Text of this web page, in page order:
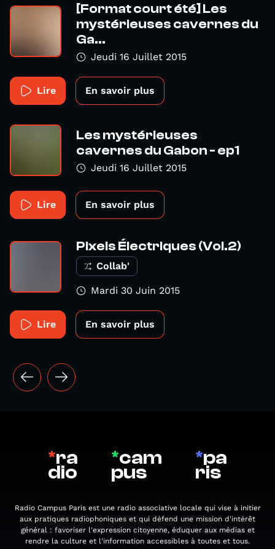
[Format court été] Les
mystérieuses cavernes du
Ga...
Jeudi 16 Juillet 2015
Lire En savoir plus
Les mystérieuses
cavernes du Gabon - ep1
Jeudi 16 Juillet 2015
Lire En savoir plus
Pixels Électriques (Vol.2)
Collab'
Mardi 30 Juin 2015
Lire En savoir plus
*ra
dio
*cam
pus
*pa
ris
Radio Campus Paris est une radio associative locale qui vise à initier
aux pratiques radiophoniques et qui défend une mission d'intérêt
général : favoriser l'expression citoyenne, éduquer aux médias et
rendre la culture et l'information accessibles à toutes et tous.